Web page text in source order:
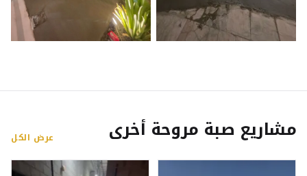
مشاريع صبة مروحة أخرى عرض الكل